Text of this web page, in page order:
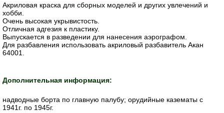
Акриловая краска для сборных моделей и других увлечений и
хобби.
Очень высокая укрывистость.
Отличная адгезия к пластику.
Выпускается в разведении для нанесения аэрографом.
Для разбавления использовать акриловый разбавитель Акан
64001.
Дополнительная информация:
надводные борта по главную палубу; орудийные казематы с
1941г. по 1945г.